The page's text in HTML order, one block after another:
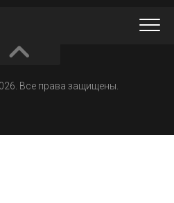
Все права защищены.